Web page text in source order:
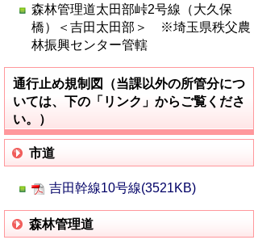
森林管理道太田部峠2号線（大久保
橋）＜吉田太田部＞ ※埼玉県秩父農
林振興センター管轄
通行止め規制図（当課以外の所管分につ
いては、下の「リンク」からご覧くださ
い。）
市道
吉田幹線10号線(3521KB)
森林管理道